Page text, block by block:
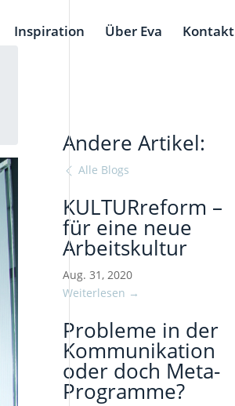
Inspiration Über Eva Kontakt
Andere Artikel:
Alle Blogs
KULTURreform –
für eine neue
Arbeitskultur
Aug. 31, 2020
Weiterlesen →
Probleme in der
Kommunikation
oder doch Meta-
Programme?